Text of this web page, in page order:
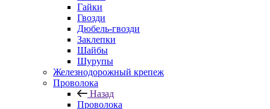
Гайки
Гвозди
Дюбель-гвозди
Заклепки
Шайбы
Шурупы
Железнодорожный крепеж
Проволока
Назад
Проволока